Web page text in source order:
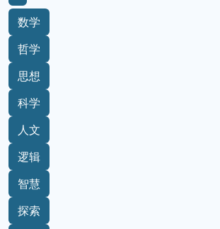
数学
哲学
思想
科学
人文
逻辑
智慧
探索